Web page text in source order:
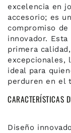
excelencia en
accesorio; es
compromiso
innovador.
primera
excepcionales,
ideal para
perduren en el
CARACTERÍSTICAS
Diseño